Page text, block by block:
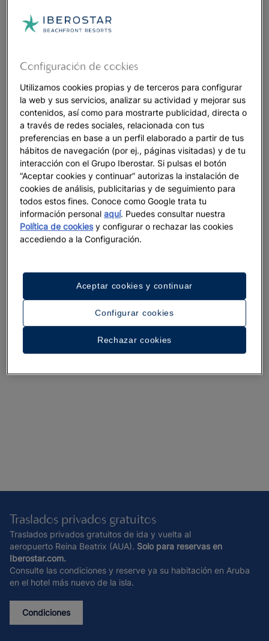
Un paseo por el hotel
Ver 33 fotos y vídeos
Traslados privados gratuitos
Traslados privados gratuitos de ida y vuelta al
aeropuerto Reina Beatrix (AUA). Solo para reservas en
Iberostar.com.
Consulte las condiciones y reserve ya su habitación en Aruba
en el hotel más nuevo de la isla.
Condiciones
Configuración de cookies
Utilizamos cookies propias y de terceros para configurar
la web y sus servicios, analizar su actividad y mejorar sus
contenidos, así como para mostrarte publicidad, directa o
a través de redes sociales, relacionada con tus
preferencias en base a un perfil elaborado a partir de tus
hábitos de navegación (por ej., páginas visitadas) y de tu
interacción con el Grupo Iberostar. Si pulsas el botón
“Aceptar cookies y continuar” autorizas la instalación de
cookies de análisis, publicitarias y de seguimiento para
todos estos fines. Conoce como Google trata tu
información personalaquí. Puedes consultar nuestra
Política de cookiesy configurar o rechazar las cookies
accediendo a la Configuración.
Configurar cookies
Rechazar cookies
Aceptar cookies y continuar